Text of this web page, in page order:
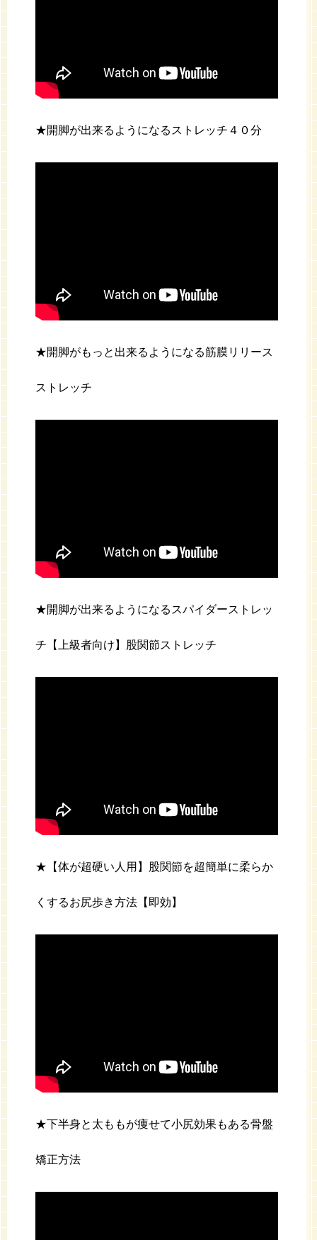
★開脚が出来るようになるストレッチ４０分
★開脚がもっと出来るようになる筋膜リリース
ストレッチ
★開脚が出来るようになるスパイダーストレッ
チ【上級者向け】股関節ストレッチ
★【体が超硬い人用】股関節を超簡単に柔らか
くするお尻歩き方法【即効】
★下半身と太ももが痩せて小尻効果もある骨盤
矯正方法